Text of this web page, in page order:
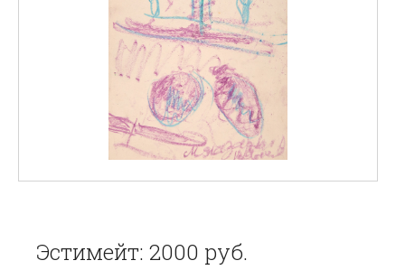
Эстимейт: 2000 руб.